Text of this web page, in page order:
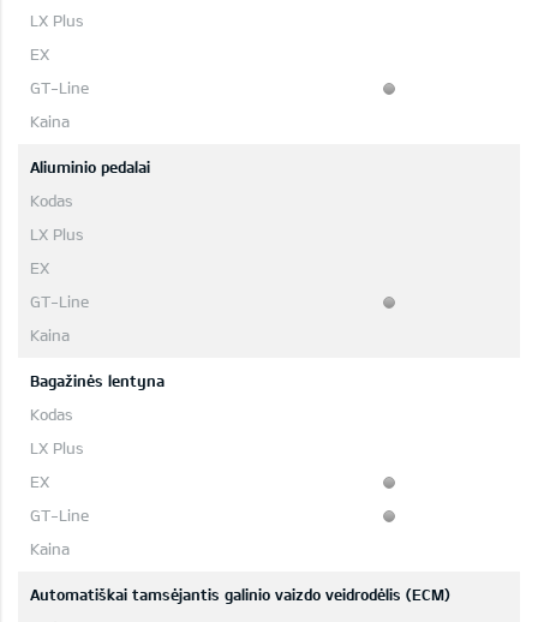
Aliuminio pedalai
Bagažinės lentyna
Automatiškai tamsėjantis galinio vaizdo veidrodėlis (ECM)